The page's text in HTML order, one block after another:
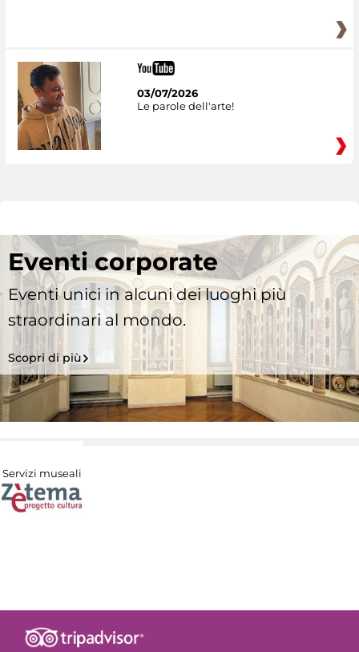
03/07/2026
Le parole dell'arte!
Eventi corporate
Eventi unici in alcuni dei luoghi più
straordinari al mondo.
Scopri di più
Servizi museali